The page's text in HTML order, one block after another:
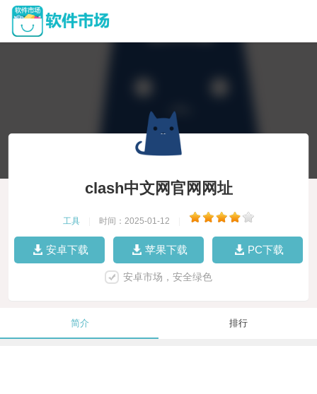
clash中文网官网网址
工具 时间：2025-01-12
安卓下载 苹果下载 PC下载
安卓市场，安全绿色
简介 排行